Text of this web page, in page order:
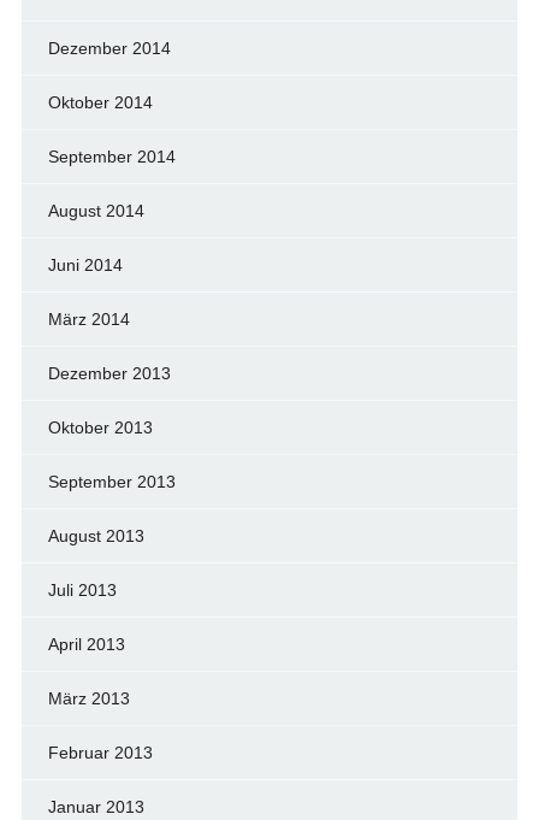
Dezember 2014
Oktober 2014
September 2014
August 2014
Juni 2014
März 2014
Dezember 2013
Oktober 2013
September 2013
August 2013
Juli 2013
April 2013
März 2013
Februar 2013
Januar 2013